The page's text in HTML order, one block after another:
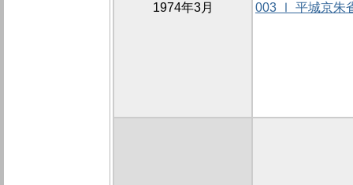
1974年3月 003 Ⅰ 平城京朱